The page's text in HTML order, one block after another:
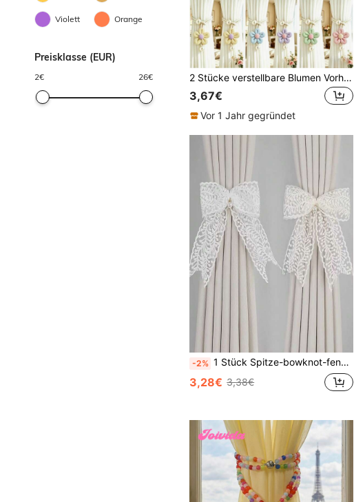
Violett Orange
Preisklasse (EUR)
2€ 26€ 2 Stücke verstellbare Blumen Vorhang Raffhalter, elegante Vorhang Raffhalter mit Kunstperlen & Blumen Dekor, warmer pastoraler Stil Heimdekoration, geeignet für Wohnzimmer & Schlafzimmer
3,67€
Vor 1 Jahr gegründet
-2% 1 Stück Spitze-bowknot-fenstervorhang-raffhalter, Durchsichtiger Vorhanghalter Im Französischen Stil, Elegantes Dekoratives Seil Im Koreanischen Stil
3,28€ 3,38€